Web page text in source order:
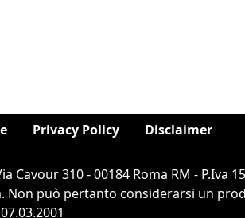
Privacy Policy Disclaimer
310 - 00184 Roma RM - P.Iva
può pertanto considerarsi un
07.03.2001